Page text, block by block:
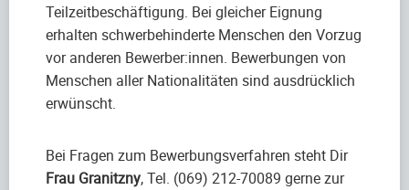
Teilzeitbeschäftigung. Bei gleicher Eignung
erhalten schwerbehinderte Menschen den Vorzug
vor anderen Bewerber:innen. Bewerbungen von
Menschen aller Nationalitäten sind ausdrücklich
erwünscht.
Bei Fragen zum Bewerbungsverfahren steht Dir
Frau Granitzny, Tel. (069) 212-70089 gerne zur